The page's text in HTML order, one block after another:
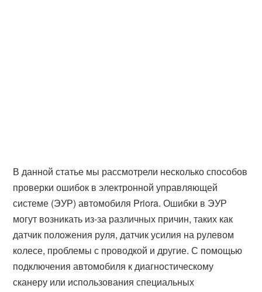
В данной статье мы рассмотрели несколько способов
проверки ошибок в электронной управляющей
системе (ЭУР) автомобиля Priora. Ошибки в ЭУР
могут возникать из-за различных причин, таких как
датчик положения руля, датчик усилия на рулевом
колесе, проблемы с проводкой и другие. С помощью
подключения автомобиля к диагностическому
сканеру или использования специальных